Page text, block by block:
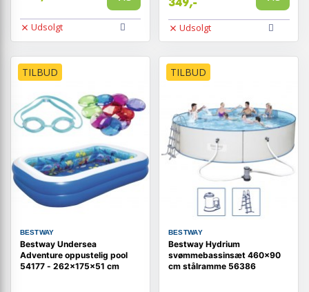
Udsolgt Udsolgt
TILBUD
BESTWAY
Bestway Undersea
Adventure oppustelig pool
54177 - 262×175×51 cm
TILBUD
BESTWAY
Bestway Hydrium
svømmebassinsæt 460x90
cm stålramme 56386